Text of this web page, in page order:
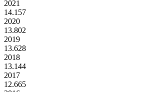
2021
14.157
2020
13.802
2019
13.628
2018
13.144
2017
12.665